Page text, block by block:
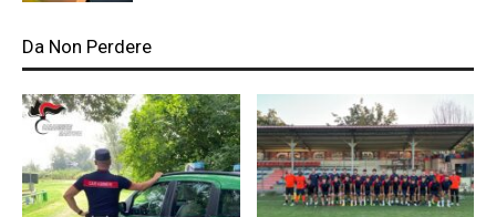
Da Non Perdere